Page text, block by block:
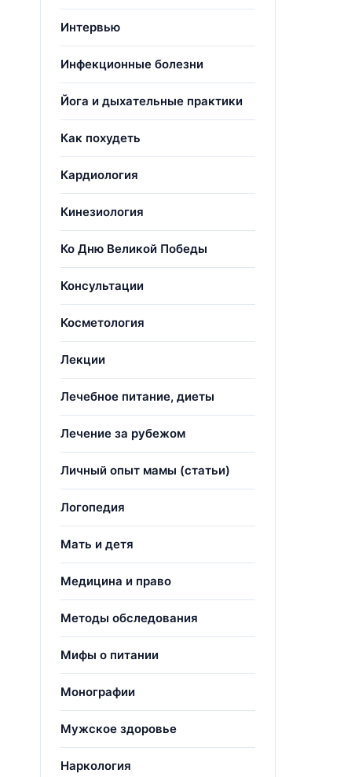
Интервью
Инфекционные болезни
Йога и дыхательные практики
Как похудеть
Кардиология
Кинезиология
Ко Дню Великой Победы
Консультации
Косметология
Лекции
Лечебное питание, диеты
Лечение за рубежом
Личный опыт мамы (статьи)
Логопедия
Мать и детя
Медицина и право
Методы обследования
Мифы о питании
Монографии
Мужское здоровье
Наркология